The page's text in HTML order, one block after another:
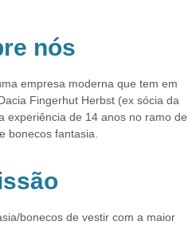
nós
empresa moderna que tem em
Fingerhut Herbst (ex sócia da
experiência de 14 anos no ramo de
bonecos fantasia.
bonecos de vestir com a maior